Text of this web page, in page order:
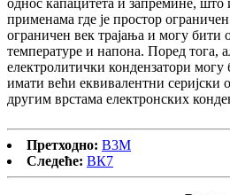
однос капацитета и запремине,
применама где је простор
ограничен век трајања и могу бити
температуре и напона. Поред тога,
електролитички кондензатори
имати већи еквивалентни серијски
другим врстама електронских
Претходно: В3М
Следеће: ВК7